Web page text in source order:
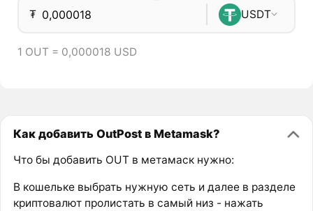
₮ USDT
1 OUT = 0,000018 USD
Как добавить OutPost в Metamask?
Что бы добавить OUT в метамаск нужно:
В кошельке выбрать нужную сеть и далее в разделе
криптовалют пролистать в самый низ - нажать